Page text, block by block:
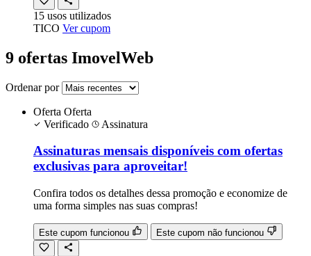
15 usos utilizados
TICO Ver cupom
9 ofertas ImovelWeb
Ordenar por
Oferta Oferta
Verificado
Assinatura
Assinaturas mensais disponíveis com ofertas
exclusivas para aproveitar!
Confira todos os detalhes dessa promoção e economize de
uma forma simples nas suas compras!
Este cupom funcionou Este cupom não funcionou